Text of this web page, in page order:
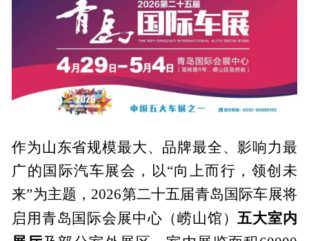
作为山东省规模最大、品牌最全、影响力最
广的国际汽车展会，以“向上而行，领创未
来”为主题，2026第二十五届青岛国际车展将
启用青岛国际会展中心（崂山馆） 五大室内